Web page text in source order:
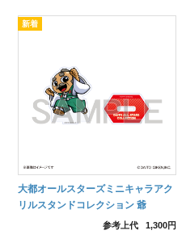
大都オールスターズミニキャラアク
リルスタンドコレクション 爺
参考上代 1,300円